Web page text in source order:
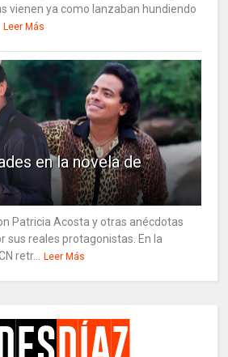
vienen ya como lanzaban hundiendo
Leer Más
en la novela de
Patricia Acosta y otras anécdotas
sus reales protagonistas. En la
retr... Leer Más